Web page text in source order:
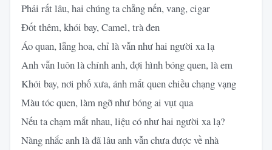
Phải rất lâu, hai chúng ta chẳng nến, vang, cigar
Đốt thêm, khói bay, Camel, trà đen
Áo quan, lẵng hoa, chỉ là vẫn như hai người xa lạ
Anh vẫn luôn là chính anh, đợi hình bóng quen, là em
Khói bay, nơi phố xưa, ánh mắt quen chiều chạng vạng
Màu tóc quen, làm ngỡ như bóng ai vụt qua
Nếu ta chạm mắt nhau, liệu có như hai người xa lạ?
Nàng nhắc anh là đã lâu anh vẫn chưa được về nhà